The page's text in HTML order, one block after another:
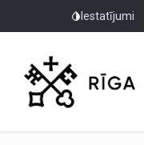
Iestatījumi